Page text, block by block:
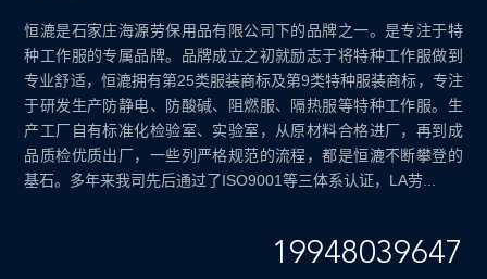
恒漉是石家庄海源劳保用品有限公司下的品牌之一。是专注于特
种工作服的专属品牌。品牌成立之初就励志于将特种工作服做到
专业舒适，恒漉拥有第25类服装商标及第9类特种服装商标，专注
于研发生产防静电、防酸碱、阻燃服、隔热服等特种工作服。生
产工厂自有标准化检验室、实验室，从原材料合格进厂，再到成
品质检优质出厂，一些列严格规范的流程，都是恒漉不断攀登的
基石。多年来我司先后通过了ISO9001等三体系认证，LA劳...
19948039647